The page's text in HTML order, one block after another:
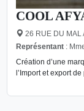
COOL
26 RUE DU MAL
Représentant:
Création d’une
l’Import et export